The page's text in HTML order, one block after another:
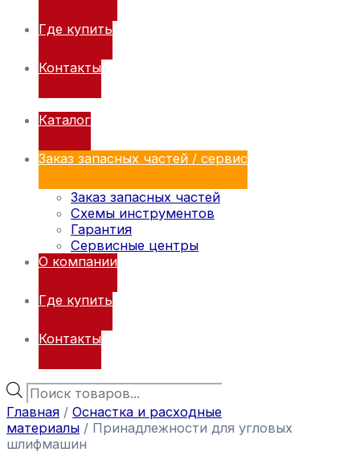
Где купить
Контакты
Каталог
Заказ запасных частей / сервис
Заказ запасных частей
Схемы инструментов
Гарантия
Сервисные центры
О компании
Где купить
Контакты
Главная / Оснастка и расходные
материалы / Принадлежности для угловых
шлифмашин